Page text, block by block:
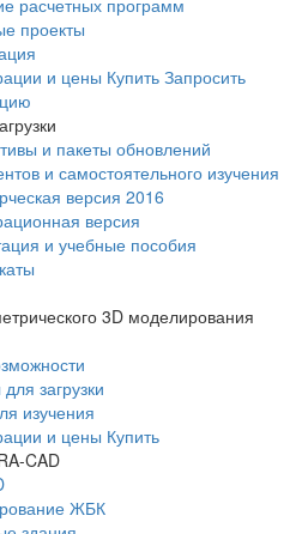
проекты
и цены Купить Запросить
и пакеты обновлений
и самостоятельного изучения
версия 2016
версия
и учебные пособия
3D моделирования
загрузки
изучения
и цены Купить
CAD
ЖБК